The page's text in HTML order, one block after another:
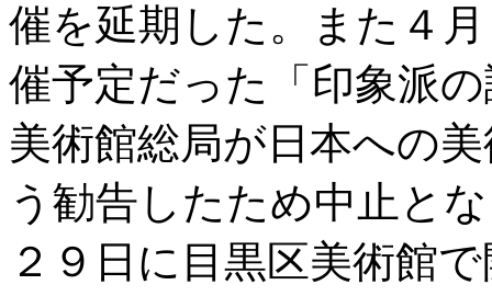
催を延期した。また４
催予定だった「印象派
美術館総局が日本への
う勧告したため中止と
２９日に目黒区美術館